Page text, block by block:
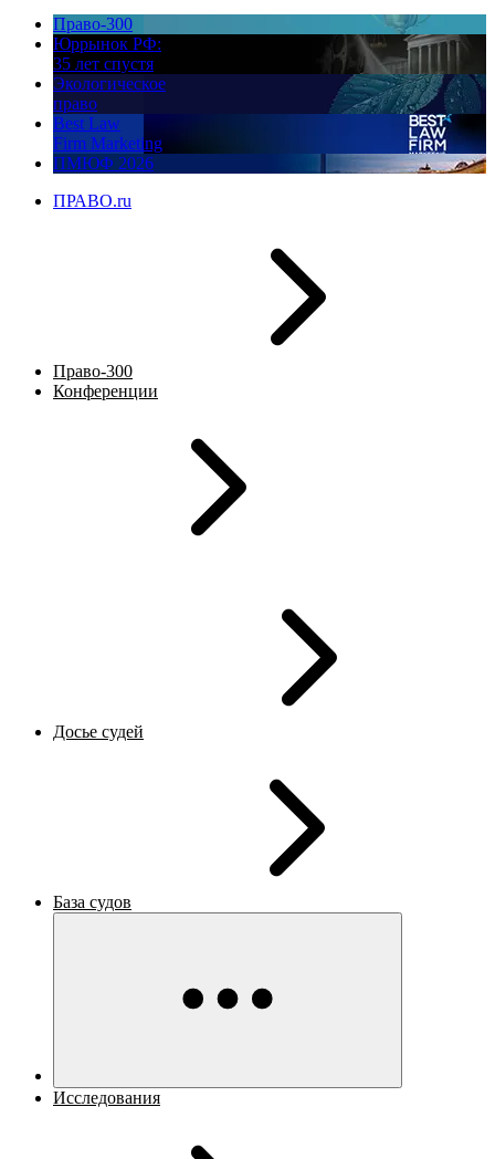
Право-300
Юррынок РФ:
35 лет спустя
Экологическое
право
Best Law
Firm Marketing
ПМЮФ 2026
ПРАВО.ru
Право-300
Конференции
Досье судей
База судов
Исследования